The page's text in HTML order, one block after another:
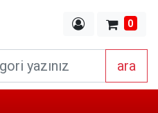
0
ara